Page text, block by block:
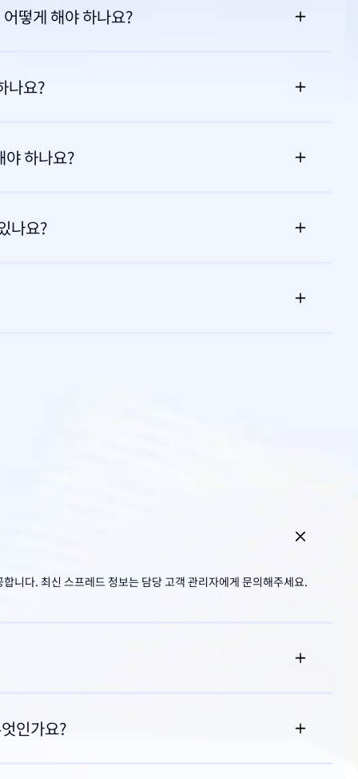
떻게 해야 하나요?
나요?
야 하나요?
나요?
니다. 최신 스프레드 정보는 담당 고객 관리자에게 문의해주세요.
인가요?